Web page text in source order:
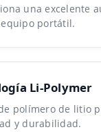
una excelente
portátil.
Li-Polymer
polímero de litio
y durabilidad.